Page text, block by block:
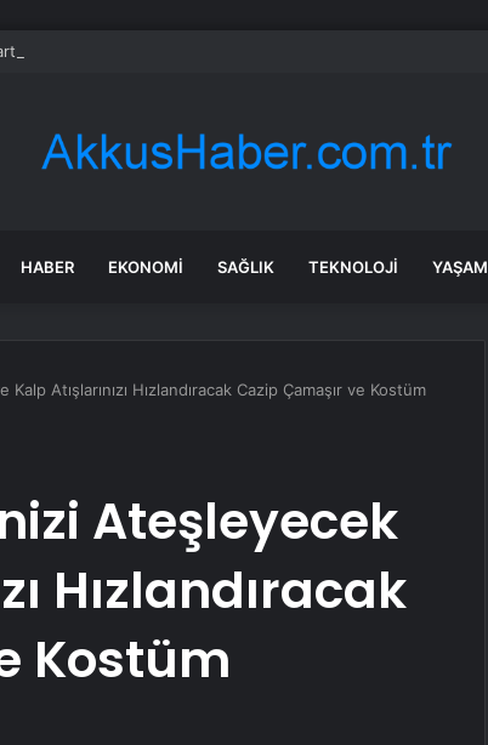
Bio halka arzını pazarlama aralığının üstünde fiyatlandırıyor
HABER EKONOMI SAĞLIK TEKNOLOJI YAŞAM
Atışlarınızı Hızlandıracak Cazip Çamaşır ve Kostüm
Ateşleyecek
Hızlandıracak
Kostüm